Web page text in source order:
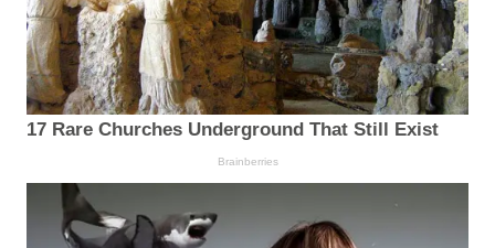
17 Rare Churches Underground That Still Exist
Brainberries